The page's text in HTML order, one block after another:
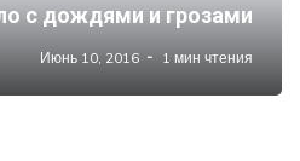
с дождями и грозами
Июнь 10, 2016 1 мин чтения